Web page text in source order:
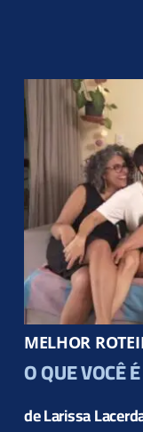
MELHOR
O QUE VOCÊ
de Larissa